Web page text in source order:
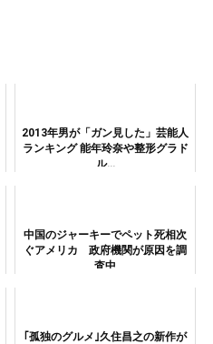
2013年男が「ガン見した」芸能人
ランキング 能年玲奈や整形グラド
ル…
中国のジャーキーでペット死相次
ぐアメリカ 政府機関が原因を調
査中
｢孤独のグルメ｣久住昌之の新作が